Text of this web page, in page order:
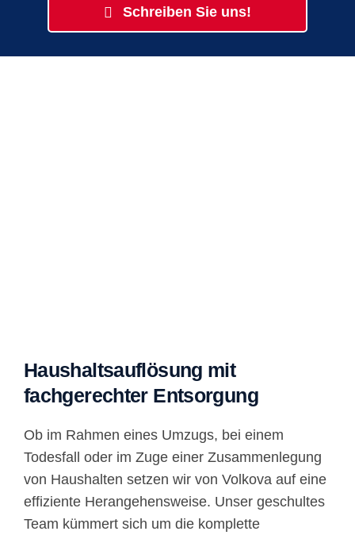
Schreiben Sie uns!
Haushaltsauflösung mit
fachgerechter Entsorgung
Ob im Rahmen eines Umzugs, bei einem
Todesfall oder im Zuge einer Zusammenlegung
von Haushalten setzen wir von Volkova auf eine
effiziente Herangehensweise. Unser geschultes
Team kümmert sich um die komplette